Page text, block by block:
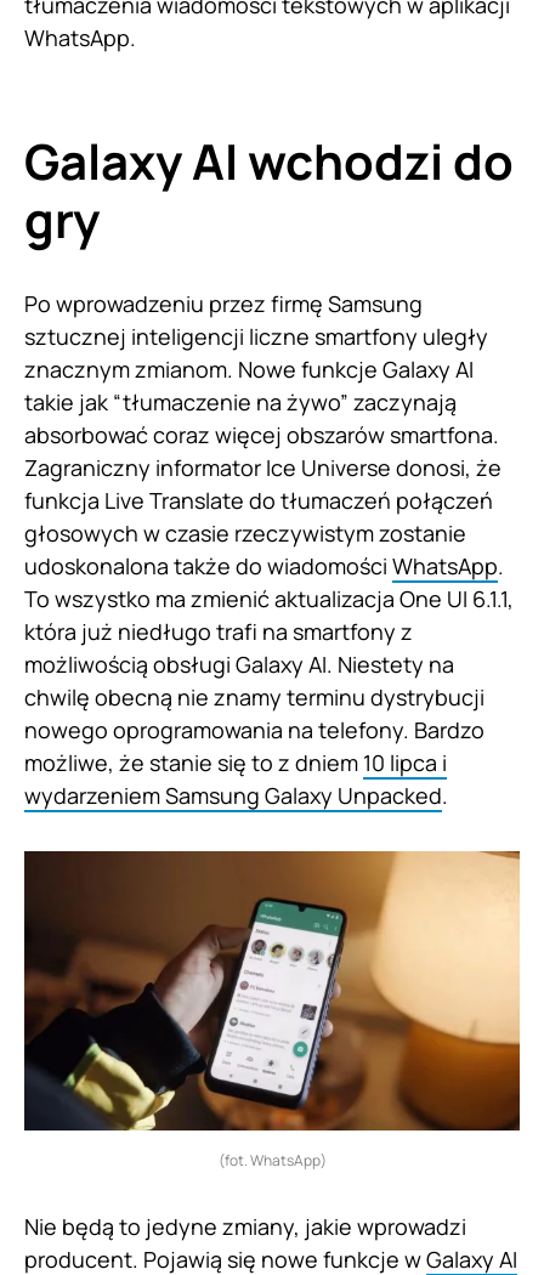
WhatsApp.
Galaxy AI wchodzi do
gry
Po wprowadzeniu przez firmę Samsung
sztucznej inteligencji liczne smartfony uległy
znacznym zmianom. Nowe funkcje Galaxy AI
takie jak “tłumaczenie na żywo” zaczynają
absorbować coraz więcej obszarów smartfona.
Zagraniczny informator Ice Universe donosi, że
funkcja Live Translate do tłumaczeń połączeń
głosowych w czasie rzeczywistym zostanie
udoskonalona także do wiadomości WhatsApp.
To wszystko ma zmienić aktualizacja One UI 6.1.1,
która już niedługo trafi na smartfony z
możliwością obsługi Galaxy AI. Niestety na
chwilę obecną nie znamy terminu dystrybucji
nowego oprogramowania na telefony. Bardzo
możliwe, że stanie się to z dniem 10 lipca i
wydarzeniem Samsung Galaxy Unpacked.
(fot. WhatsApp)
Nie będą to jedyne zmiany, jakie wprowadzi
producent. Pojawią się nowe funkcje wGalaxy AI